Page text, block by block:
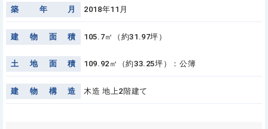
築 年 月 2018年11月
建 物 面 積 105.7㎡（約31.97坪）
土 地 面 積 109.92㎡（約33.25坪）：公簿
建 物 構 造 木造 地上2階建て